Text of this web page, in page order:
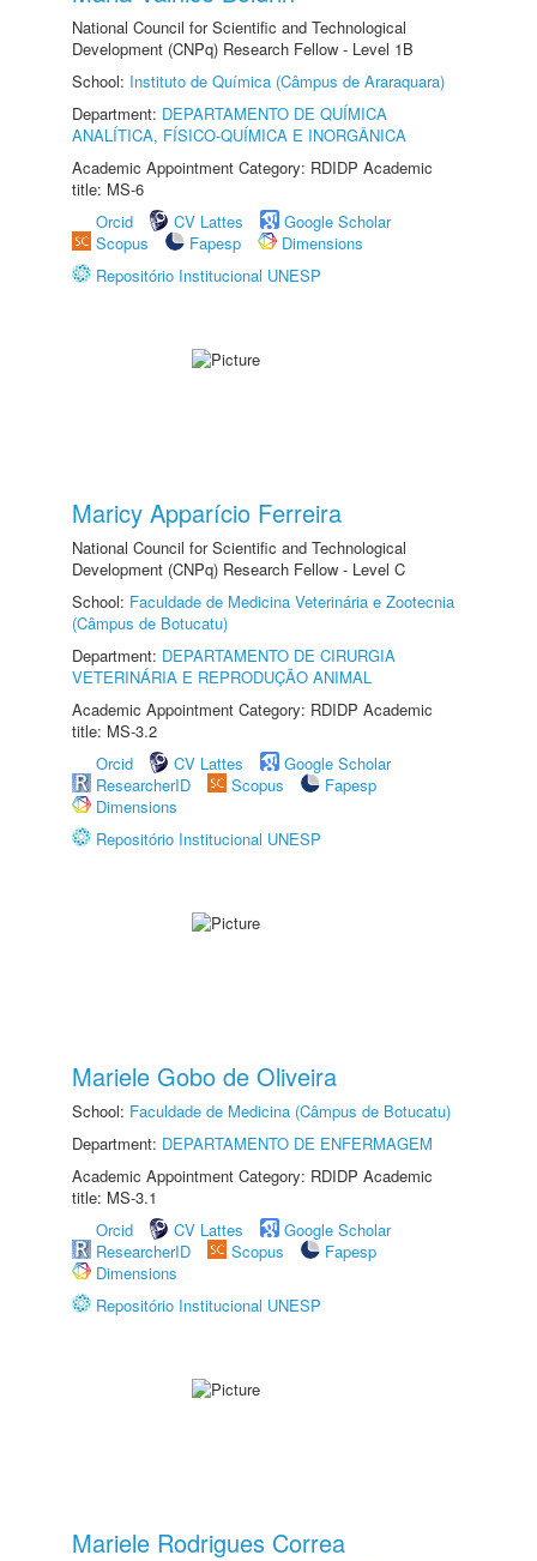
National Council for Scientific and Technological
Development (CNPq) Research Fellow - Level 1B
School: Instituto de Química (Câmpus de Araraquara)
Department: DEPARTAMENTO DE QUÍMICA
ANALÍTICA, FÍSICO-QUÍMICA E INORGÂNICA
Academic Appointment Category: RDIDP Academic
title: MS-6
Orcid
CV Lattes
Google Scholar
Scopus
Fapesp
Dimensions
Repositório Institucional UNESP
Maricy Apparício Ferreira
National Council for Scientific and Technological
Development (CNPq) Research Fellow - Level C
School: Faculdade de Medicina Veterinária e Zootecnia
(Câmpus de Botucatu)
Department: DEPARTAMENTO DE CIRURGIA
VETERINÁRIA E REPRODUÇÃO ANIMAL
Academic Appointment Category: RDIDP Academic
title: MS-3.2
Orcid
CV Lattes
Google Scholar
ResearcherID
Scopus
Fapesp
Dimensions
Repositório Institucional UNESP
Mariele Gobo de Oliveira
School: Faculdade de Medicina (Câmpus de Botucatu)
Department: DEPARTAMENTO DE ENFERMAGEM
Academic Appointment Category: RDIDP Academic
title: MS-3.1
Orcid
CV Lattes
Google Scholar
ResearcherID
Scopus
Fapesp
Dimensions
Repositório Institucional UNESP
Mariele Rodrigues Correa